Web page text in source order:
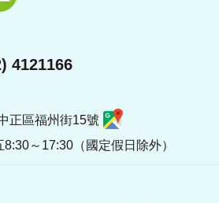
4121166
正區福州街15號
～17:30（國定假日除外）